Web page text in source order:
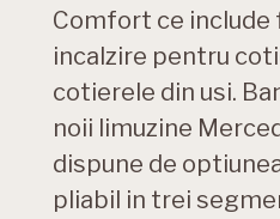
Comfort ce include
incalzire pentru
cotierele din usi.
noii limuzine
dispune de
pliabil in trei